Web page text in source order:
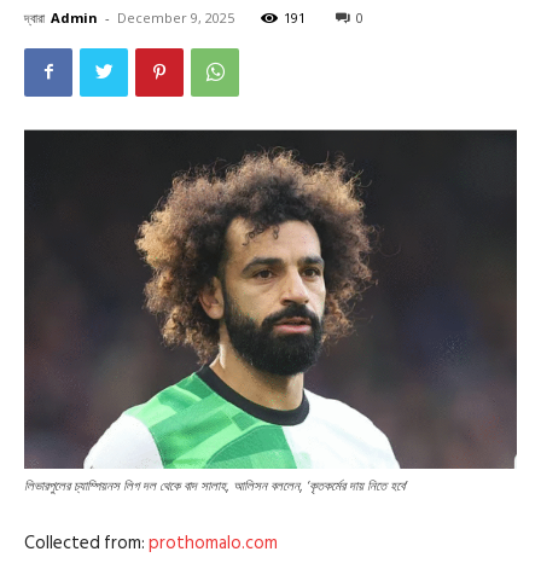
দ্বারা Admin - December 9, 2025 191 0
লিভারপুলের চ্যাম্পিয়নস লিগ দল থেকে বাদ সালাহ, আলিসন বললেন, ‘কৃতকর্মের দায় নিতে হবে’
Collected from:prothomalo.com